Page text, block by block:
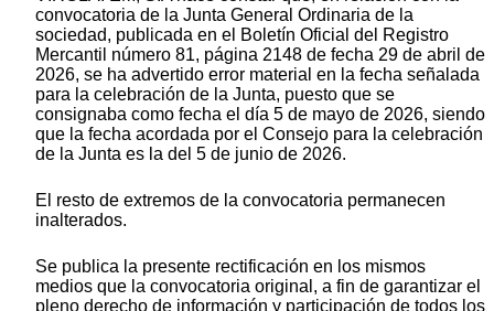
convocatoria de la Junta General Ordinaria de la
sociedad, publicada en el Boletín Oficial del Registro
Mercantil número 81, página 2148 de fecha 29 de abril de
2026, se ha advertido error material en la fecha señalada
para la celebración de la Junta, puesto que se
consignaba como fecha el día 5 de mayo de 2026, siendo
que la fecha acordada por el Consejo para la celebración
de la Junta es la del 5 de junio de 2026.
El resto de extremos de la convocatoria permanecen
inalterados.
Se publica la presente rectificación en los mismos
medios que la convocatoria original, a fin de garantizar el
pleno derecho de información y participación de todos los